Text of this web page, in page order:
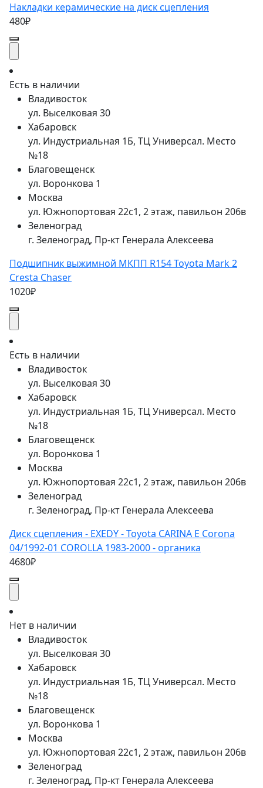
Накладки керамические на диск сцепления
480₽
Есть в наличии
Владивосток
ул. Выселковая 30
Хабаровск
ул. Индустриальная 1Б, ТЦ Универсал. Место
№18
Благовещенск
ул. Воронкова 1
Москва
ул. Южнопортовая 22с1, 2 этаж, павильон 206в
Зеленоград
г. Зеленоград, Пр-кт Генерала Алексеева
Подшипник выжимной МКПП R154 Toyota Mark 2
Cresta Chaser
1020₽
Есть в наличии
Владивосток
ул. Выселковая 30
Хабаровск
ул. Индустриальная 1Б, ТЦ Универсал. Место
№18
Благовещенск
ул. Воронкова 1
Москва
ул. Южнопортовая 22с1, 2 этаж, павильон 206в
Зеленоград
г. Зеленоград, Пр-кт Генерала Алексеева
Диск сцепления - EXEDY - Toyota CARINA E Corona
04/1992-01 COROLLA 1983-2000 - органика
4680₽
Нет в наличии
Владивосток
ул. Выселковая 30
Хабаровск
ул. Индустриальная 1Б, ТЦ Универсал. Место
№18
Благовещенск
ул. Воронкова 1
Москва
ул. Южнопортовая 22с1, 2 этаж, павильон 206в
Зеленоград
г. Зеленоград, Пр-кт Генерала Алексеева